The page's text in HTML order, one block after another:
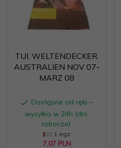
TUI. WELTENDECKER.
AUSTRALIEN NOV 07-
MARZ 08
Dostępne od ręki –
wysyłka w 24h (dni
robocze)
1 egz.
7,07 PLN